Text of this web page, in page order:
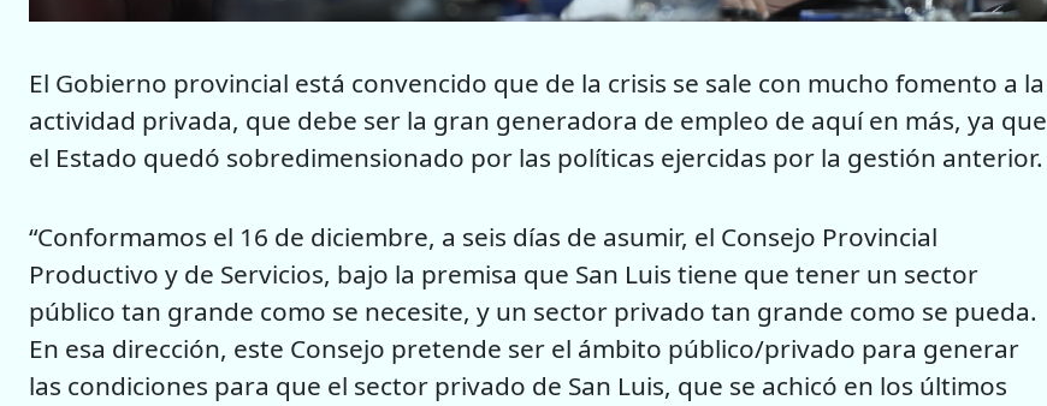
El Gobierno provincial está convencido que de la crisis se sale con mucho fomento a la
actividad privada, que debe ser la gran generadora de empleo de aquí en más, ya que
el Estado quedó sobredimensionado por las políticas ejercidas por la gestión anterior.
“Conformamos el 16 de diciembre, a seis días de asumir, el Consejo Provincial
Productivo y de Servicios, bajo la premisa que San Luis tiene que tener un sector
público tan grande como se necesite, y un sector privado tan grande como se pueda.
En esa dirección, este Consejo pretende ser el ámbito público/privado para generar
las condiciones para que el sector privado de San Luis, que se achicó en los últimos